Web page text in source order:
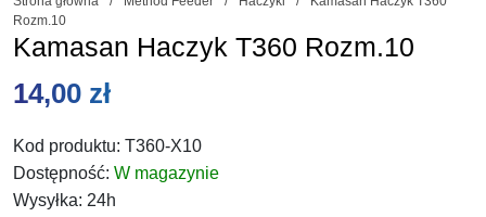
Rozm.10
Kamasan Haczyk T360 Rozm.10
14,00 zł
Kod produktu: T360-X10
Dostępność: W magazynie
Wysyłka: 24h